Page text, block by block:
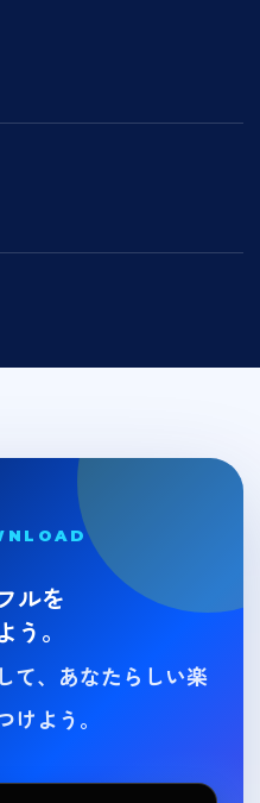
ルを
う。
て、あなたらしい楽
けよう。